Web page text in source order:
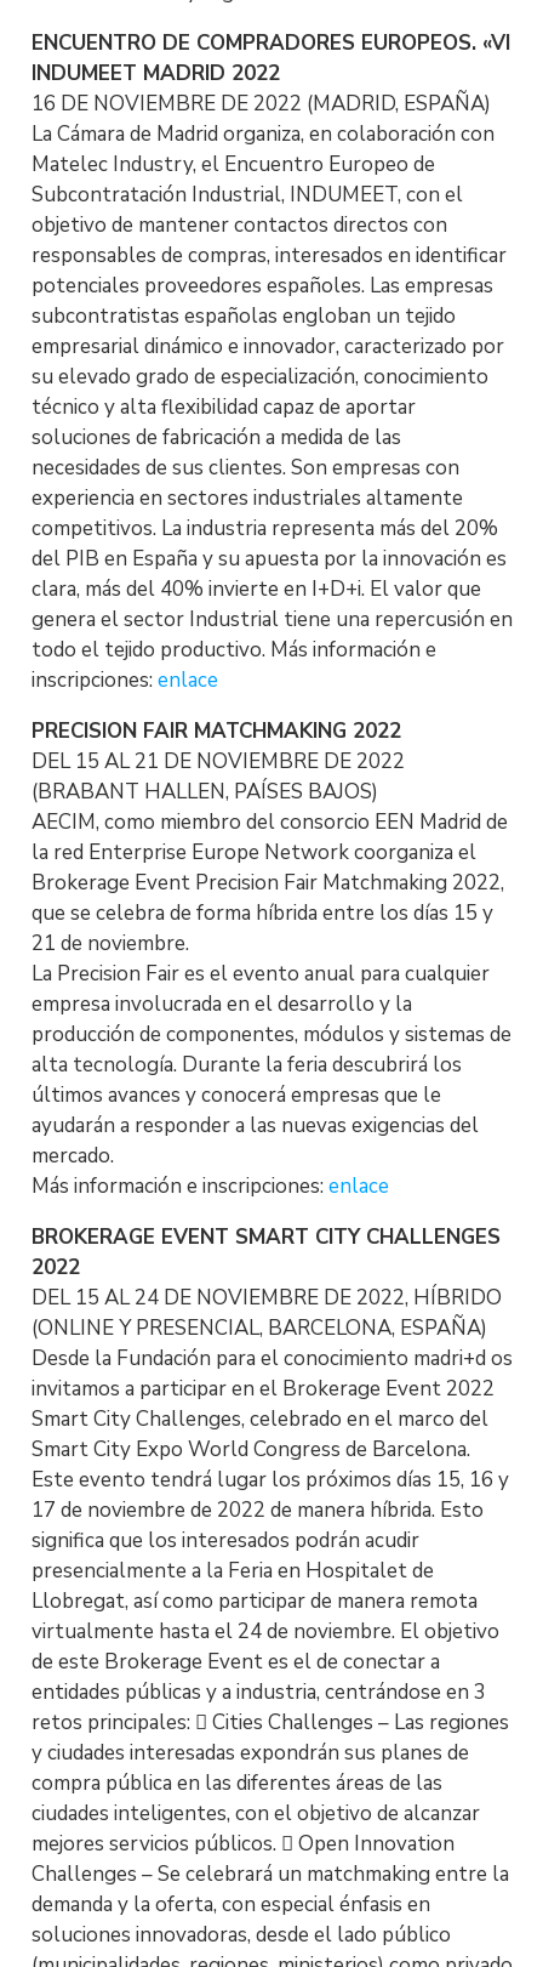
ENCUENTRO DE COMPRADORES EUROPEOS. «VI
INDUMEET MADRID 2022
16 DE NOVIEMBRE DE 2022 (MADRID, ESPAÑA)
La Cámara de Madrid organiza, en colaboración con
Matelec Industry, el Encuentro Europeo de
Subcontratación Industrial, INDUMEET, con el
objetivo de mantener contactos directos con
responsables de compras, interesados en identificar
potenciales proveedores españoles. Las empresas
subcontratistas españolas engloban un tejido
empresarial dinámico e innovador, caracterizado por
su elevado grado de especialización, conocimiento
técnico y alta flexibilidad capaz de aportar
soluciones de fabricación a medida de las
necesidades de sus clientes. Son empresas con
experiencia en sectores industriales altamente
competitivos. La industria representa más del 20%
del PIB en España y su apuesta por la innovación es
clara, más del 40% invierte en I+D+i. El valor que
genera el sector Industrial tiene una repercusión en
todo el tejido productivo. Más información e
inscripciones: enlace
PRECISION FAIR MATCHMAKING 2022
DEL 15 AL 21 DE NOVIEMBRE DE 2022
(BRABANT HALLEN, PAÍSES BAJOS)
AECIM, como miembro del consorcio EEN Madrid de
la red Enterprise Europe Network coorganiza el
Brokerage Event Precision Fair Matchmaking 2022,
que se celebra de forma híbrida entre los días 15 y
21 de noviembre.
La Precision Fair es el evento anual para cualquier
empresa involucrada en el desarrollo y la
producción de componentes, módulos y sistemas de
alta tecnología. Durante la feria descubrirá los
últimos avances y conocerá empresas que le
ayudarán a responder a las nuevas exigencias del
mercado.
Más información e inscripciones: enlace
BROKERAGE EVENT SMART CITY CHALLENGES
2022
DEL 15 AL 24 DE NOVIEMBRE DE 2022, HÍBRIDO
(ONLINE Y PRESENCIAL, BARCELONA, ESPAÑA)
Desde la Fundación para el conocimiento madri+d os
invitamos a participar en el Brokerage Event 2022
Smart City Challenges, celebrado en el marco del
Smart City Expo World Congress de Barcelona.
Este evento tendrá lugar los próximos días 15, 16 y
17 de noviembre de 2022 de manera híbrida. Esto
significa que los interesados podrán acudir
presencialmente a la Feria en Hospitalet de
Llobregat, así como participar de manera remota
virtualmente hasta el 24 de noviembre. El objetivo
de este Brokerage Event es el de conectar a
entidades públicas y a industria, centrándose en 3
retos principales:  Cities Challenges – Las regiones
y ciudades interesadas expondrán sus planes de
compra pública en las diferentes áreas de las
ciudades inteligentes, con el objetivo de alcanzar
mejores servicios públicos.  Open Innovation
Challenges – Se celebrará un matchmaking entre la
demanda y la oferta, con especial énfasis en
soluciones innovadoras, desde el lado público